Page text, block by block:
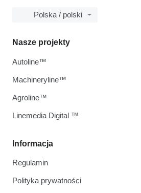
Polska / polski
Informacja
Regulamin
Polityka prywatności
Nasze projekty
Autoline™
Machineryline™
Agroline™
Linemedia Digital ™